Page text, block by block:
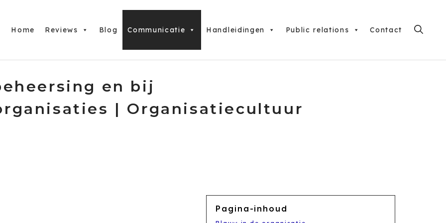
Home Blog Communicatie Handleidingen Public relations
Reviews Contact
en bij
| Organisatiecultuur
Pagina-inhoud